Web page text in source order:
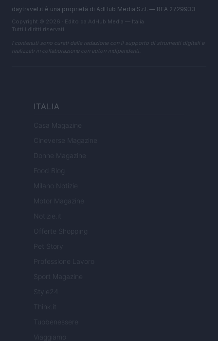
daytravel.it è una proprietà di AdHub Media S.r.l. — REA 2729933
Copyright © 2026 · Edito da AdHub Media — Italia
Tutti i diritti riservati
I contenuti sono curati dalla redazione con il supporto di strumenti digitali e
realizzati in collaborazione con autori indipendenti.
ITALIA
Casa Magazine
Cineverse Magazine
Donne Magazine
Food Blog
Milano Notizie
Motor Magazine
Notizie.it
Offerte Shopping
Pet Story
Professione Lavoro
Sport Magazine
Style24
Think.it
Tuobenessere
Viaggiamo